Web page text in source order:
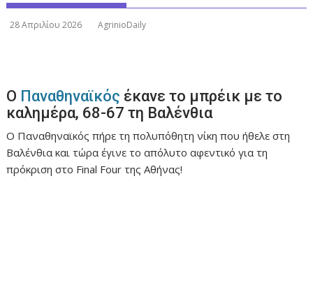
28 Απριλίου 2026 AgrinioDaily
Ο Παναθηναϊκός έκανε το μπρέικ με το
καλημέρα, 68-67 τη Βαλένθια
Ο Παναθηναϊκός πήρε τη πολυπόθητη νίκη που ήθελε στη
Βαλένθια και τώρα έγινε το απόλυτο αφεντικό για τη
πρόκριση στο Final Four της Αθήνας!